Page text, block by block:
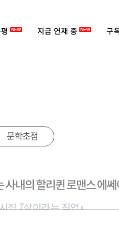
NEW 지금 연재 중 NEW 구
문학초점
내의 할리퀸 로맨스 에쎄
집 『삶이라는 직업』